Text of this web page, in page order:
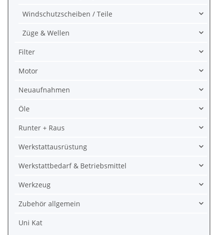
Windschutzscheiben / Teile
Züge & Wellen
Filter
Motor
Neuaufnahmen
Öle
Runter + Raus
Werkstattausrüstung
Werkstattbedarf & Betriebsmittel
Werkzeug
Zubehör allgemein
Uni Kat